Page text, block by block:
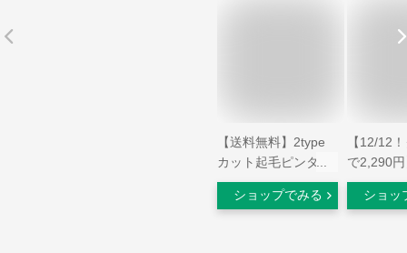
【送料無料】2type
カット起毛ピンタッ
クパンツ テーパード
パンツ ボックス☆
ショップでみる
【12/12
で2,290
パースカ
ク ワン
ショッ